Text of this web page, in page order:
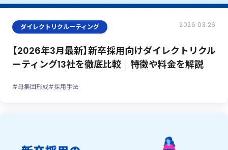
ダイレクトリクルーティング 2026.03.26
【2026年3月最新】新卒採用向けダイレクトリクル
ーティング13社を徹底比較｜特徴や料金を解説
#母集団形成#採用手法